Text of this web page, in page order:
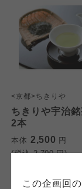
この企画回
<京都>ちきりや
ちきりや宇治
2本
本体 2,500 円
(税込2,700円)
ご利用
このサイト
身が加入さ
確認のうえ
投稿につい
れています。
個人
このサイト
コープきん
かりしてい
おこなって
コープ事業
クしてご確
特定商
このサイト
責任者は、
各生協の「
て」につい
ご確認くださ